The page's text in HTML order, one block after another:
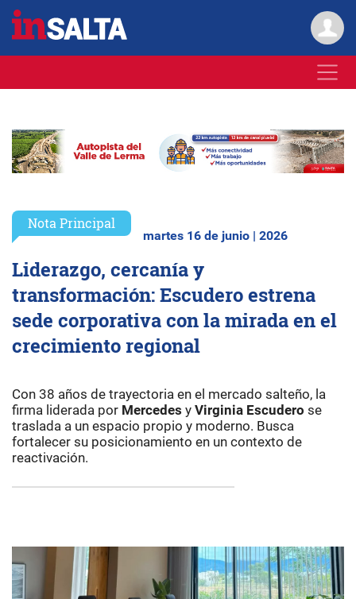
Nota Principal
martes 16 de junio | 2026
Liderazgo, cercanía y
transformación: Escudero estrena
sede corporativa con la mirada en el
crecimiento regional
Con 38 años de trayectoria en el mercado salteño, la
firma liderada por Mercedes y Virginia Escudero se
traslada a un espacio propio y moderno. Busca
fortalecer su posicionamiento en un contexto de
reactivación.